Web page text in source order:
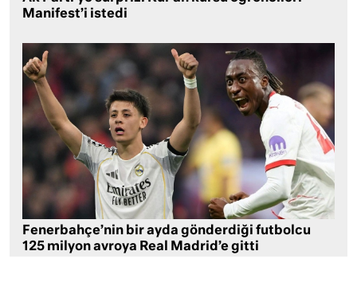
Manifest’i istedi
Fenerbahçe’nin bir ayda gönderdiği futbolcu
125 milyon avroya Real Madrid’e gitti